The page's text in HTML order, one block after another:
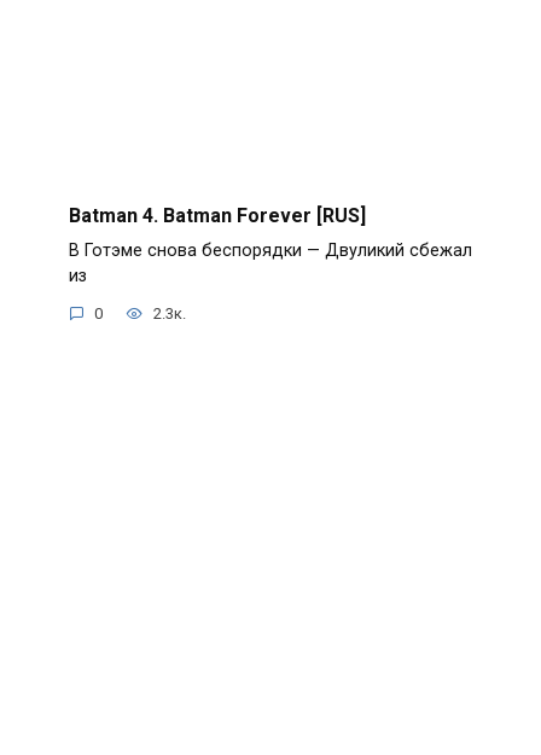
Batman 4. Batman Forever [RUS]
В Готэме снова беспорядки — Двуликий сбежал
из
0 2.3к.